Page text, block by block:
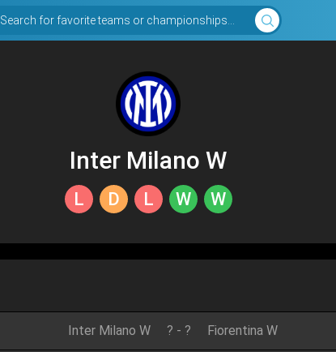
Search for favorite teams or championships...
Inter Milano W
L D L W W
Inter Milano W ? - ? Fiorentina W